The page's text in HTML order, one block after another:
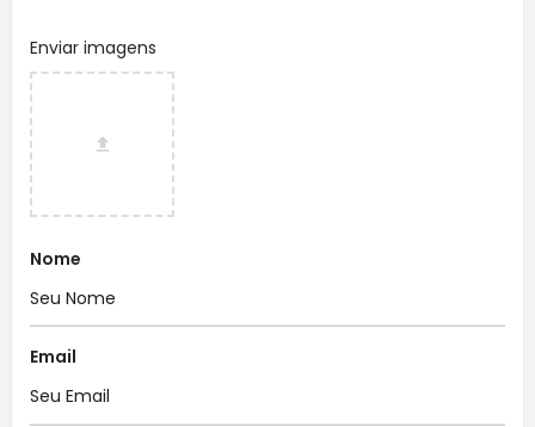
Enviar imagens
Nome
Email